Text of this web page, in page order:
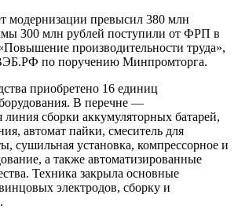
модернизации превысил 380 млн
300 млн рублей поступили от ФРП в
производительности труда»,
по поручению Минпромторга.
приобретено 16 единиц
В перечне —
линия сборки аккумуляторных батарей,
автомат пайки, смеситель для
сушильная установка, компрессорное и
а также автоматизированные
Техника закрыла основные
электродов, сборку и